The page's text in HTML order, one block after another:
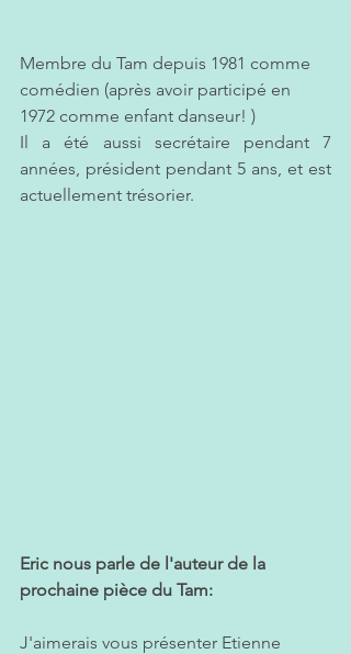
Membre du Tam depuis 1981 comme
comédien (après avoir participé en
1972 comme enfant danseur! )
Il a été aussi secrétaire pendant 7
années, président pendant 5 ans, et est
actuellement trésorier.
Eric nous parle de l'auteur de la
prochaine pièce du Tam:
J'aimerais vous présenter Etienne